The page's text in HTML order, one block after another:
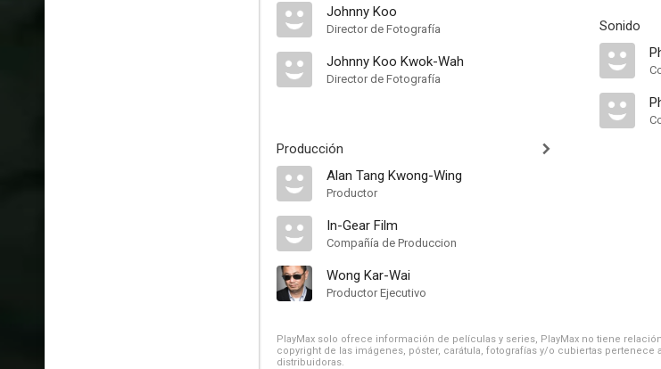
Johnny Koo
Director de Fotografía
Johnny Koo Kwok-Wah
Director de Fotografía
Producción
Alan Tang Kwong-Wing
Productor
In-Gear Film
Compañía de Produccion
Wong Kar-Wai
Productor Ejecutivo
Sonido
PlayMax solo ofrece información de películas y series, PlayMax no tiene
copyright de las imágenes, póster, carátula, fotografías y/o cubiertas pertenece
distribuidoras.